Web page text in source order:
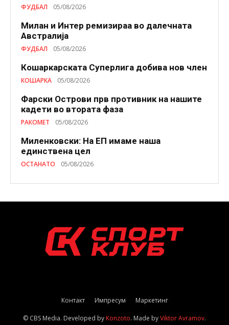
ФУДБАЛ 05/08/2026
Милан и Интер ремизираа во далечната
Австралија
ФУДБАЛ 05/08/2026
Кошаркарската Суперлига добива нов член
КОШАРКА 05/08/2026
Фарски Острови прв противник на нашите
кадети во втората фаза
РАКОМЕТ 05/08/2026
Миленковски: На ЕП имаме наша
единствена цел
ОСТАНАТО 05/08/2026
Контакт Импресум Маркетинг
© CBS Media. Developed byKonzoto. Made byViktor Avramov.